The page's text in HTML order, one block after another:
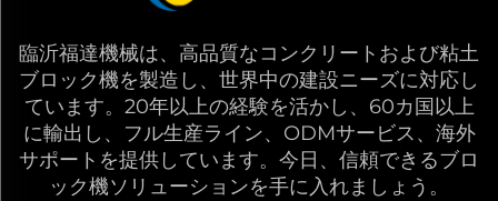
臨沂福達機械は、高品質なコンクリートおよび粘土
ブロック機を製造し、世界中の建設ニーズに対応し
ています。20年以上の経験を活かし、60カ国以上
に輸出し、フル生産ライン、ODMサービス、海外
サポートを提供しています。今日、信頼できるブロ
ック機ソリューションを手に入れましょう。